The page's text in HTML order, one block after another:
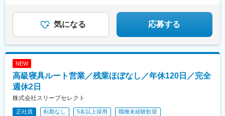
(ＩＲいしかわ鉄道線)、西加積駅、東野尻駅、三沢駅(青森県)、板
柳駅、脇ノ沢駅、石鳥谷駅、矢幅駅、扇田駅、十文字駅、原ノ町
大阪空港駅(大阪モノレール)、富雄駅、芳賀台駅、安芸駅、土佐山
田駅、広電廿日市駅、上保原駅、大江橋駅、球場前駅(高知県)、山
陽女学園前駅
人生を変えた、リアルな声を集めました。
▼続きは特集記事へ▼
気になる 応募する
NEW
高級寝具ルート営業／残業ほぼなし／年休120日／完全
週休2日
株式会社スリープセレクト
正社員 転勤なし 5名以上採用
職種未経験歓迎